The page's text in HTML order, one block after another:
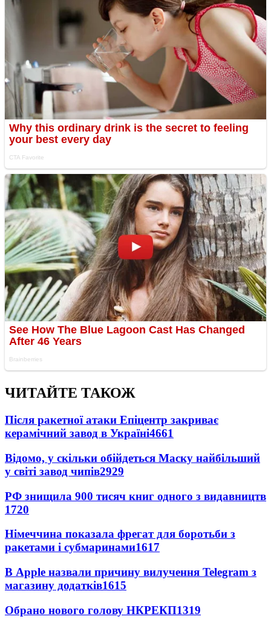
ЧИТАЙТЕ ТАКОЖ
Після ракетної атаки Епіцентр закриває
керамічний завод в Україні4661
Відомо, у скільки обійдеться Маску найбільший
у світі завод чипів2929
РФ знищила 900 тисяч книг одного з видавництв
1720
Німеччина показала фрегат для боротьби з
ракетами і субмаринами1617
В Apple назвали причину вилучення Telegram з
магазину додатків1615
Обрано нового голову НКРЕКП1319